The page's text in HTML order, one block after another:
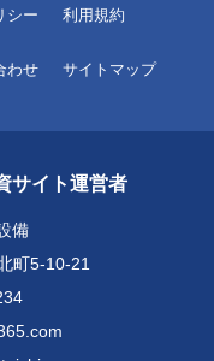
シー 利用規約
わせ サイトマップ
サイト運営者
備
町5-10-21